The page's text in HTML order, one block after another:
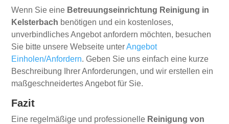
Wenn Sie eine Betreuungseinrichtung Reinigung in
Kelsterbach benötigen und ein kostenloses,
unverbindliches Angebot anfordern möchten, besuchen
Sie bitte unsere Webseite unterAngebot
Einholen/Anfordern. Geben Sie uns einfach eine kurze
Beschreibung Ihrer Anforderungen, und wir erstellen ein
maßgeschneidertes Angebot für Sie.
Fazit
Eine regelmäßige und professionelle Reinigung von